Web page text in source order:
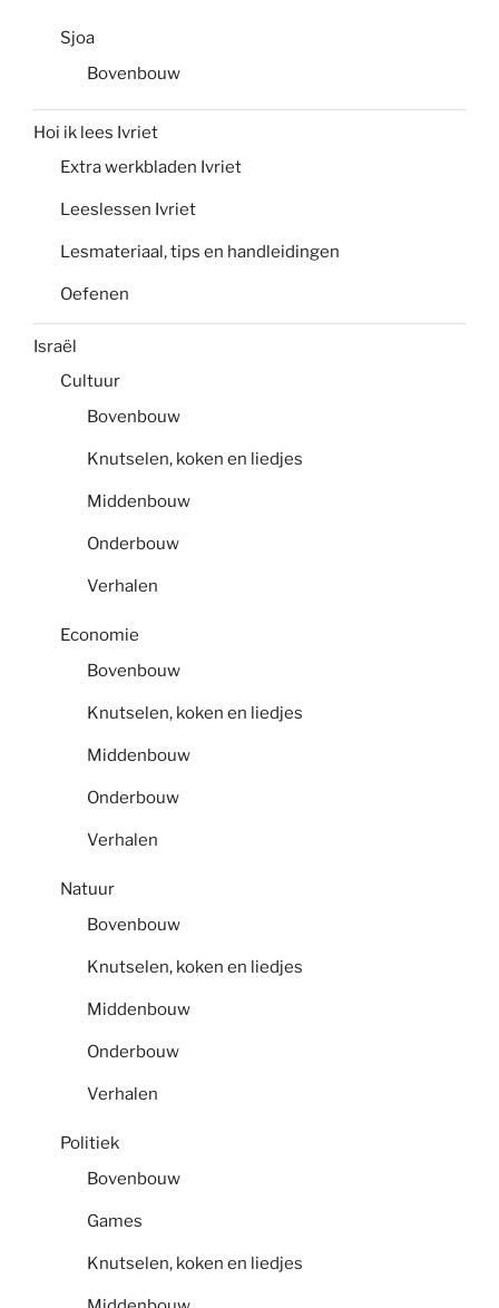
Sjoa
Bovenbouw
Hoi ik lees Ivriet
Extra werkbladen Ivriet
Leeslessen Ivriet
Lesmateriaal, tips en handleidingen
Oefenen
Israël
Cultuur
Bovenbouw
Knutselen, koken en liedjes
Middenbouw
Onderbouw
Verhalen
Economie
Bovenbouw
Knutselen, koken en liedjes
Middenbouw
Onderbouw
Verhalen
Natuur
Bovenbouw
Knutselen, koken en liedjes
Middenbouw
Onderbouw
Verhalen
Politiek
Bovenbouw
Games
Knutselen, koken en liedjes